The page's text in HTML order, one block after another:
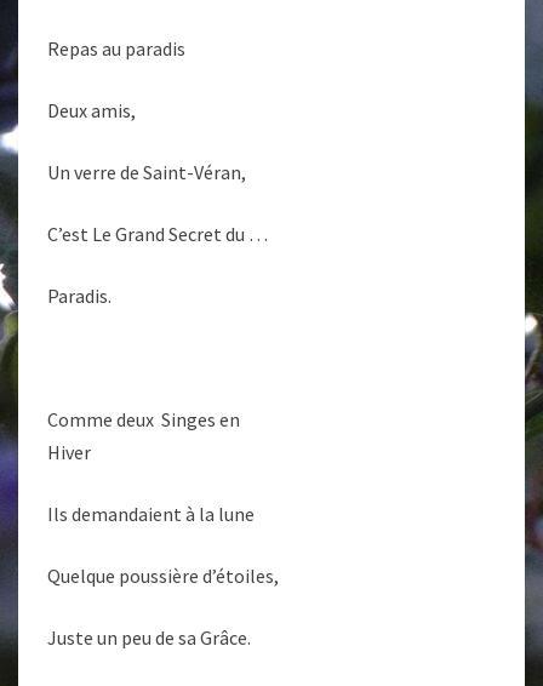
Repas au paradis
Deux amis,
Un verre de Saint-Véran,
C’est Le Grand Secret du …
Paradis.
Comme deux Singes en
Hiver
Ils demandaient à la lune
Quelque poussière d’étoiles,
Juste un peu de sa Grâce.